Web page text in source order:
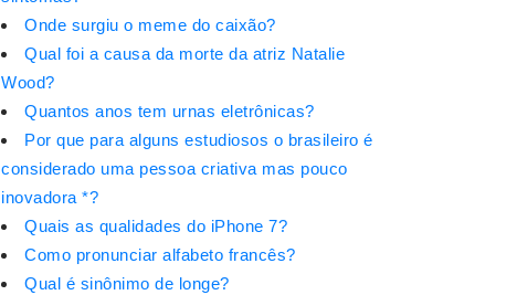
Onde surgiu o meme do caixão?
Qual foi a causa da morte da atriz Natalie
Wood?
Quantos anos tem urnas eletrônicas?
Por que para alguns estudiosos o brasileiro é
considerado uma pessoa criativa mas pouco
inovadora *?
Quais as qualidades do iPhone 7?
Como pronunciar alfabeto francês?
Qual é sinônimo de longe?